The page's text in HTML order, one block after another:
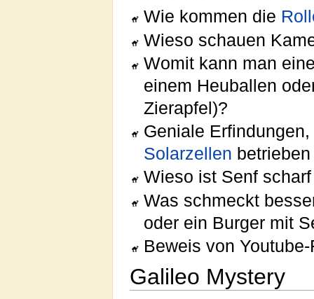
Wie kommen die
Wieso schauen
Womit kann man
einem Heuballen
Zierapfel)?
Geniale
Solarzellen
Wieso ist Senf
Was schmeckt
oder ein Burger mit
Beweis von
Galileo Mystery